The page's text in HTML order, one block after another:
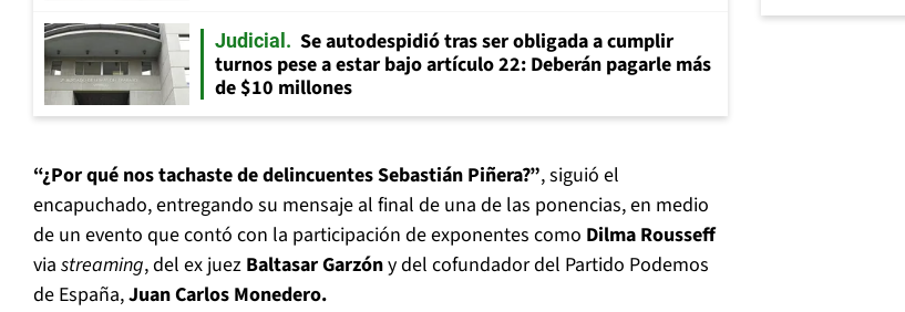
Judicial
Se autodespidió tras ser obligada a cumplir
turnos pese a estar bajo artículo 22: Deberán pagarle más
de $10 millones
“¿Por qué nos tachaste de delincuentes Sebastián Piñera?”, siguió el
encapuchado, entregando su mensaje al final de una de las ponencias, en medio
de un evento que contó con la participación de exponentes como Dilma Rousseff
via streaming, del ex juez Baltasar Garzóny del cofundador del Partido Podemos
de España,Juan Carlos Monedero.